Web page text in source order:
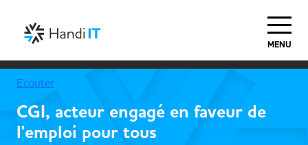
MENU
Ecouter
CGI, acteur engagé en faveur de
l'emploi pour tous